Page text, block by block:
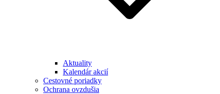
Aktuality
Kalendár akcií
Cestovné poriadky
Ochrana ovzdušia